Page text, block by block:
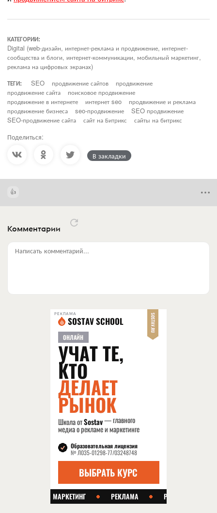
КАТЕГОРИИ:
Digital (web-дизайн, интернет-реклама и продвижение, интернет-
сообщества и блоги, интернет-коммуникации, мобильный маркетинг,
реклама на цифровых экранах)
ТЕГИ:
SEO продвижение сайтов
продвижение
продвижение сайта
поисковое продвижение
продвижение в интернете
интернет seo
продвижение и реклама
продвижение бизнеса
seo-продвижение
SEO продвижение
SEO-продвижение сайта
сайт на Битрикс сайты на битрикс
Поделиться:
В закладки
Комментарии
Написать комментарий...
РЕКЛАМА